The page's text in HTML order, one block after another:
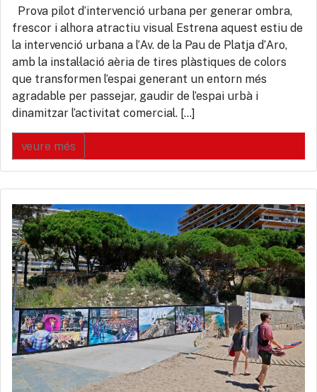
Prova pilot d’intervenció urbana per generar ombra,
frescor i alhora atractiu visual Estrena aquest estiu de
la intervenció urbana a l’Av. de la Pau de Platja d’Aro,
amb la instal·lació aèria de tires plàstiques de colors
que transformen l’espai generant un entorn més
agradable per passejar, gaudir de l’espai urbà i
dinamitzar l’activitat comercial. […]
veure més